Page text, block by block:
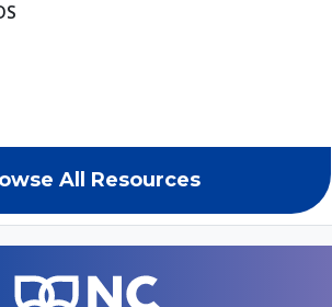
All Resources